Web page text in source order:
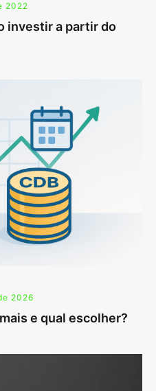
2022
investir a partir do
2026
e qual escolher?